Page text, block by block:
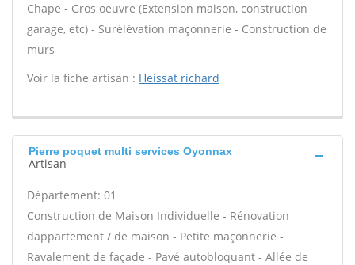
Chape - Gros oeuvre (Extension maison, construction
garage, etc) - Surélévation maçonnerie - Construction de
murs -
Voir la fiche artisan : Heissat richard
Pierre poquet multi services Oyonnax
Artisan
Département: 01
Construction de Maison Individuelle - Rénovation
dappartement / de maison - Petite maçonnerie -
Ravalement de façade - Pavé autobloquant - Allée de